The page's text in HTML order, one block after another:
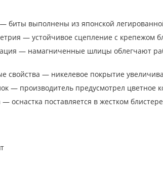
биты выполнены из японской
— устойчивое сцепление с крепежом
— намагниченные шлицы облегчают
свойства — никелевое покрытие
— производитель предусмотрел цветное
оснастка поставляется в жестком